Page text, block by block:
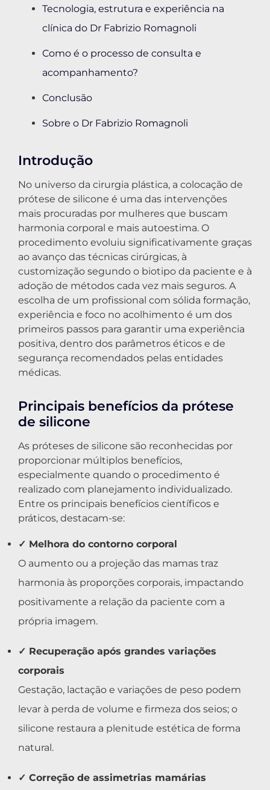
Tecnologia, estrutura e experiência na
clínica do Dr Fabrizio Romagnoli
Como é o processo de consulta e
acompanhamento?
Conclusão
Sobre o Dr Fabrizio Romagnoli
Introdução
No universo da cirurgia plástica, a colocação de
prótese de silicone é uma das intervenções
mais procuradas por mulheres que buscam
harmonia corporal e mais autoestima. O
procedimento evoluiu significativamente graças
ao avanço das técnicas cirúrgicas, à
customização segundo o biotipo da paciente e à
adoção de métodos cada vez mais seguros. A
escolha de um profissional com sólida formação,
experiência e foco no acolhimento é um dos
primeiros passos para garantir uma experiência
positiva, dentro dos parâmetros éticos e de
segurança recomendados pelas entidades
médicas.
Principais benefícios da prótese
de silicone
As próteses de silicone são reconhecidas por
proporcionar múltiplos benefícios,
especialmente quando o procedimento é
realizado com planejamento individualizado.
Entre os principais benefícios científicos e
práticos, destacam-se:
✓ Melhora do contorno corporal
O aumento ou a projeção das mamas traz
harmonia às proporções corporais, impactando
positivamente a relação da paciente com a
própria imagem.
✓ Recuperação após grandes variações
corporais
Gestação, lactação e variações de peso podem
levar à perda de volume e firmeza dos seios; o
silicone restaura a plenitude estética de forma
natural.
✓ Correção de assimetrias mamárias